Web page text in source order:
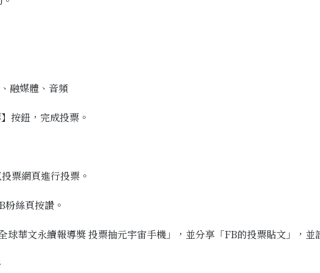
融媒體、音頻
按鈕，完成投票。
票網頁進行投票。
絲頁按讚。
球華文永續報導獎 投票抽元宇宙手機」，並分享「FB的投票貼文」，並